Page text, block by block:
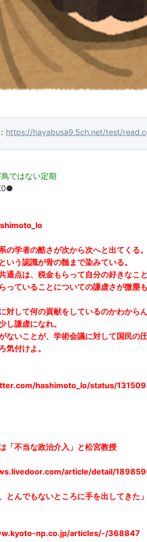
https://hayabusa9.5ch.net/test/
ではない定期
の学者の酷さが次から次へと出てくる
いう認識が骨の髄まで染みている。
通点は、税金もらって自分の好きなこ
っていることについての謙虚さが微塵も
対して何の貢献をしているのかわから
し謙虚になれ。
ないことが、学術会議に対して国民の
気付けよ。
hashimoto_lo/status/
「不当な政治介入」と松宮教授
article/detail/
、とんでもないところに手を出してき
np.co.jp/articles/-/368847